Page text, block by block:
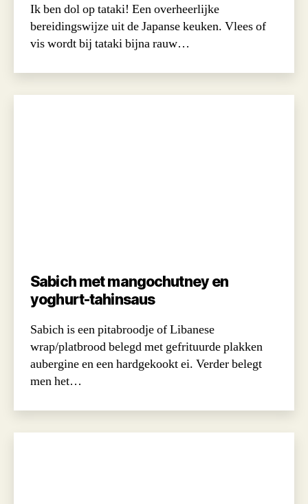
Ik ben dol op tataki! Een overheerlijke
bereidingswijze uit de Japanse keuken. Vlees of
vis wordt bij tataki bijna rauw…
Sabich met mangochutney en
yoghurt-tahinsaus
Sabich is een pitabroodje of Libanese
wrap/platbrood belegd met gefrituurde plakken
aubergine en een hardgekookt ei. Verder belegt
men het…